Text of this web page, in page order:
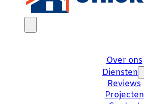
Over ons
Diensten
Reviews
Projecten